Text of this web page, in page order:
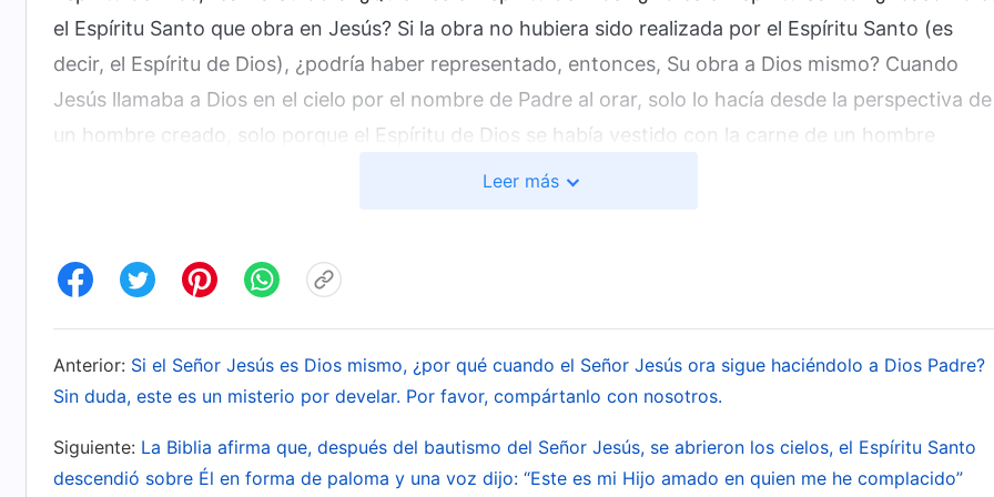
el Espíritu Santo que obra en Jesús? Si la obra no hubiera sido realizada por el Espíritu Santo (es
decir, el Espíritu de Dios), ¿podría haber representado, entonces, Su obra a Dios mismo? Cuando
Jesús llamaba a Dios en el cielo por el nombre de Padre al orar, solo lo hacía desde la perspectiva de
un hombre creado, solo porque el Espíritu de Dios se había vestido con la carne de un hombre
ordinario y normal y tenía el envoltorio exterior de un ser creado. Incluso si dentro de Él estaba el
hablaban. Dado que es llamado el Hijo del hombre, Él es una persona (sea hombre o mujer, en
a cuando vosotros lo llamasteis Padre al principio; Él lo hizo desde la perspectiva de un hombre
nuestro que estás en los cielos…”. Él pidió a todos los hombres que llamaran a Dios en el cielo por el
nombre de Padre. Y como Él también lo llamaba Padre, lo hacía desde la perspectiva de uno que
Leer más
Anterior: Si el Señor Jesús es Dios mismo, ¿por qué cuando el Señor Jesús ora sigue haciéndolo a Dios Padre?
Sin duda, este es un misterio por develar. Por favor, compártanlo con nosotros.
Siguiente: La Biblia afirma que, después del bautismo del Señor Jesús, se abrieron los cielos, el Espíritu Santo
descendió sobre Él en forma de paloma y una voz dijo: “Este es mi Hijo amado en quien me he complacido”